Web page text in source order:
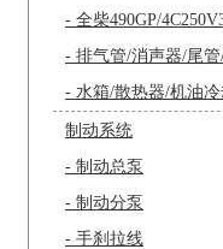
- 全柴490GP/
- 排气管/消声器/尾
- 水箱/散热器/机油
制动系统
- 制动总泵
- 制动分泵
- 手刹拉线